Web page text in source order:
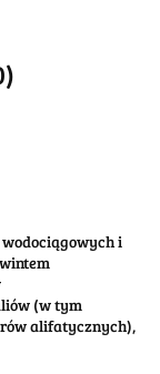
i
(w tym
alifatycznych),